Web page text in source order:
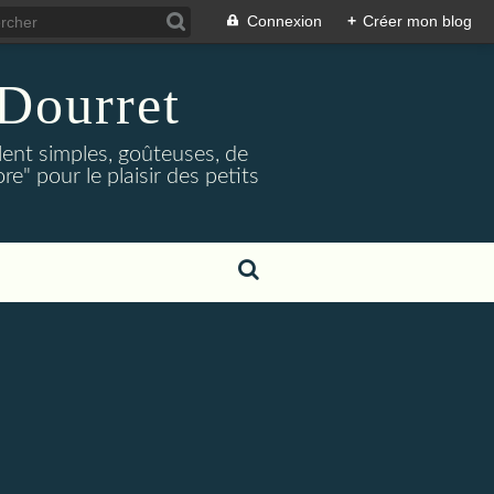
Connexion + Créer mon blog
simples, goûteuses, de
pour le plaisir des petits